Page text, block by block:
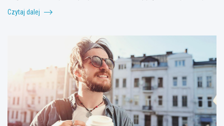
Czytaj dalej